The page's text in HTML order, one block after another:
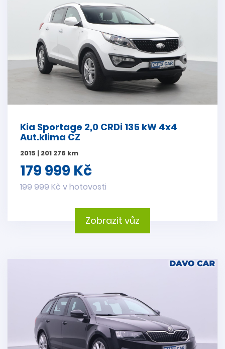
Kia Sportage 2,0 CRDi 135 kW 4x4
Aut.klima CZ
2015 | 201 276 km
179 999 Kč
199 999 Kč v hotovosti
Zobrazit vůz